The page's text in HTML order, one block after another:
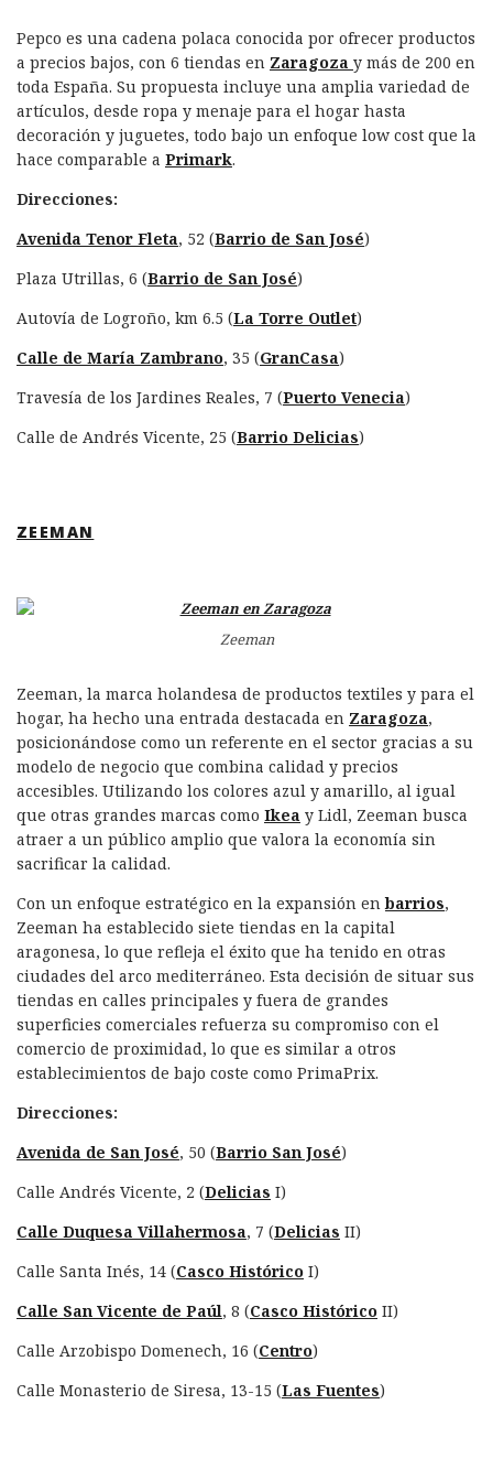
Pepco es una cadena polaca conocida por ofrecer productos
a precios bajos, con 6 tiendas en Zaragoza y más de 200 en
toda España. Su propuesta incluye una amplia variedad de
artículos, desde ropa y menaje para el hogar hasta
decoración y juguetes, todo bajo un enfoque low cost que la
hace comparable a Primark.
Direcciones:
Avenida Tenor Fleta, 52 (Barrio de San José)
Plaza Utrillas, 6 (Barrio de San José)
Autovía de Logroño, km 6.5 (La Torre Outlet)
Calle de María Zambrano, 35 (GranCasa)
Travesía de los Jardines Reales, 7 (Puerto Venecia)
Calle de Andrés Vicente, 25 (Barrio Delicias)
ZEEMAN
Zeeman
Zeeman, la marca holandesa de productos textiles y para el
hogar, ha hecho una entrada destacada en Zaragoza,
posicionándose como un referente en el sector gracias a su
modelo de negocio que combina calidad y precios
accesibles. Utilizando los colores azul y amarillo, al igual
que otras grandes marcas como Ikea y Lidl, Zeeman busca
atraer a un público amplio que valora la economía sin
sacrificar la calidad.
Con un enfoque estratégico en la expansión enbarrios,
Zeeman ha establecido siete tiendas en la capital
aragonesa, lo que refleja el éxito que ha tenido en otras
ciudades del arco mediterráneo. Esta decisión de situar sus
tiendas en calles principales y fuera de grandes
superficies comerciales refuerza su compromiso con el
comercio de proximidad, lo que es similar a otros
establecimientos de bajo coste como PrimaPrix.
Direcciones:
Avenida de San José, 50 (Barrio San José)
Calle Andrés Vicente, 2 (Delicias I)
Calle Duquesa Villahermosa, 7 (Delicias II)
Calle Santa Inés, 14 (Casco Histórico I)
Calle San Vicente de Paúl, 8 (Casco Histórico II)
Calle Arzobispo Domenech, 16 (Centro)
Calle Monasterio de Siresa, 13-15 (Las Fuentes)​